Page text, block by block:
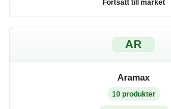
Fortsätt till märket
AR
Aramax
10 produkter